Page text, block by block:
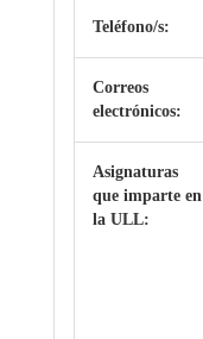
Teléfono/s:
Correos
electrónicos:
Asignaturas
que imparte en
la ULL: